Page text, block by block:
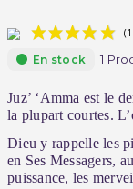
En stock 1
Juz’ ‘Amma est le
la plupart courtes.
Dieu y rappelle les
en Ses Messagers,
puissance, les